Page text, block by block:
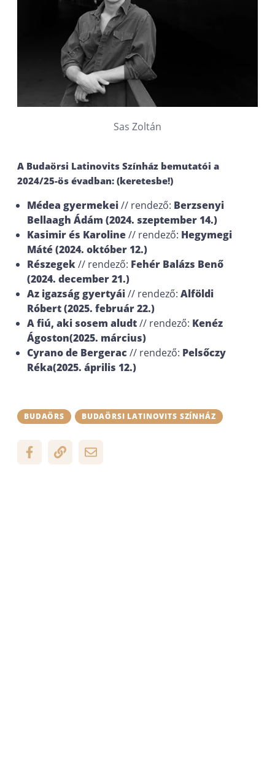
Sas Zoltán
A Budaörsi Latinovits Színház bemutatói a
2024/25-ös évadban: (keretesbe!)
Médea gyermekei// rendező: Berzsenyi
Bellaagh Ádám (2024. szeptember 14.)
Kasimir és Karoline// rendező: Hegymegi
Máté (2024. október 12.)
Részegek// rendező: Fehér Balázs Benő
(2024. december 21.)
Az igazság gyertyái// rendező: Alföldi
Róbert (2025. február 22.)
A fiú, aki sosem aludt// rendező: Kenéz
Ágoston(2025. március)
Cyrano de Bergerac // rendező: Pelsőczy
Réka(2025. április 12.)
BUDAÖRS BUDAÖRSI LATINOVITS SZÍNHÁZ